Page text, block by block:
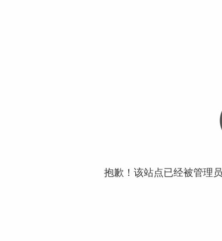
抱歉！该站点已经被管理